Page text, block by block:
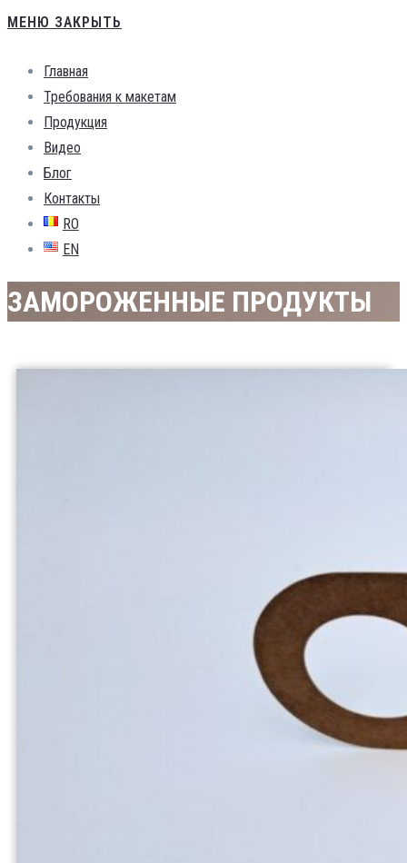
МЕНЮ ЗАКРЫТЬ
Главная
Требования к макетам
Продукция
Видео
Блог
Контакты
RO
EN
ЗАМОРОЖЕННЫЕ ПРОДУКТЫ